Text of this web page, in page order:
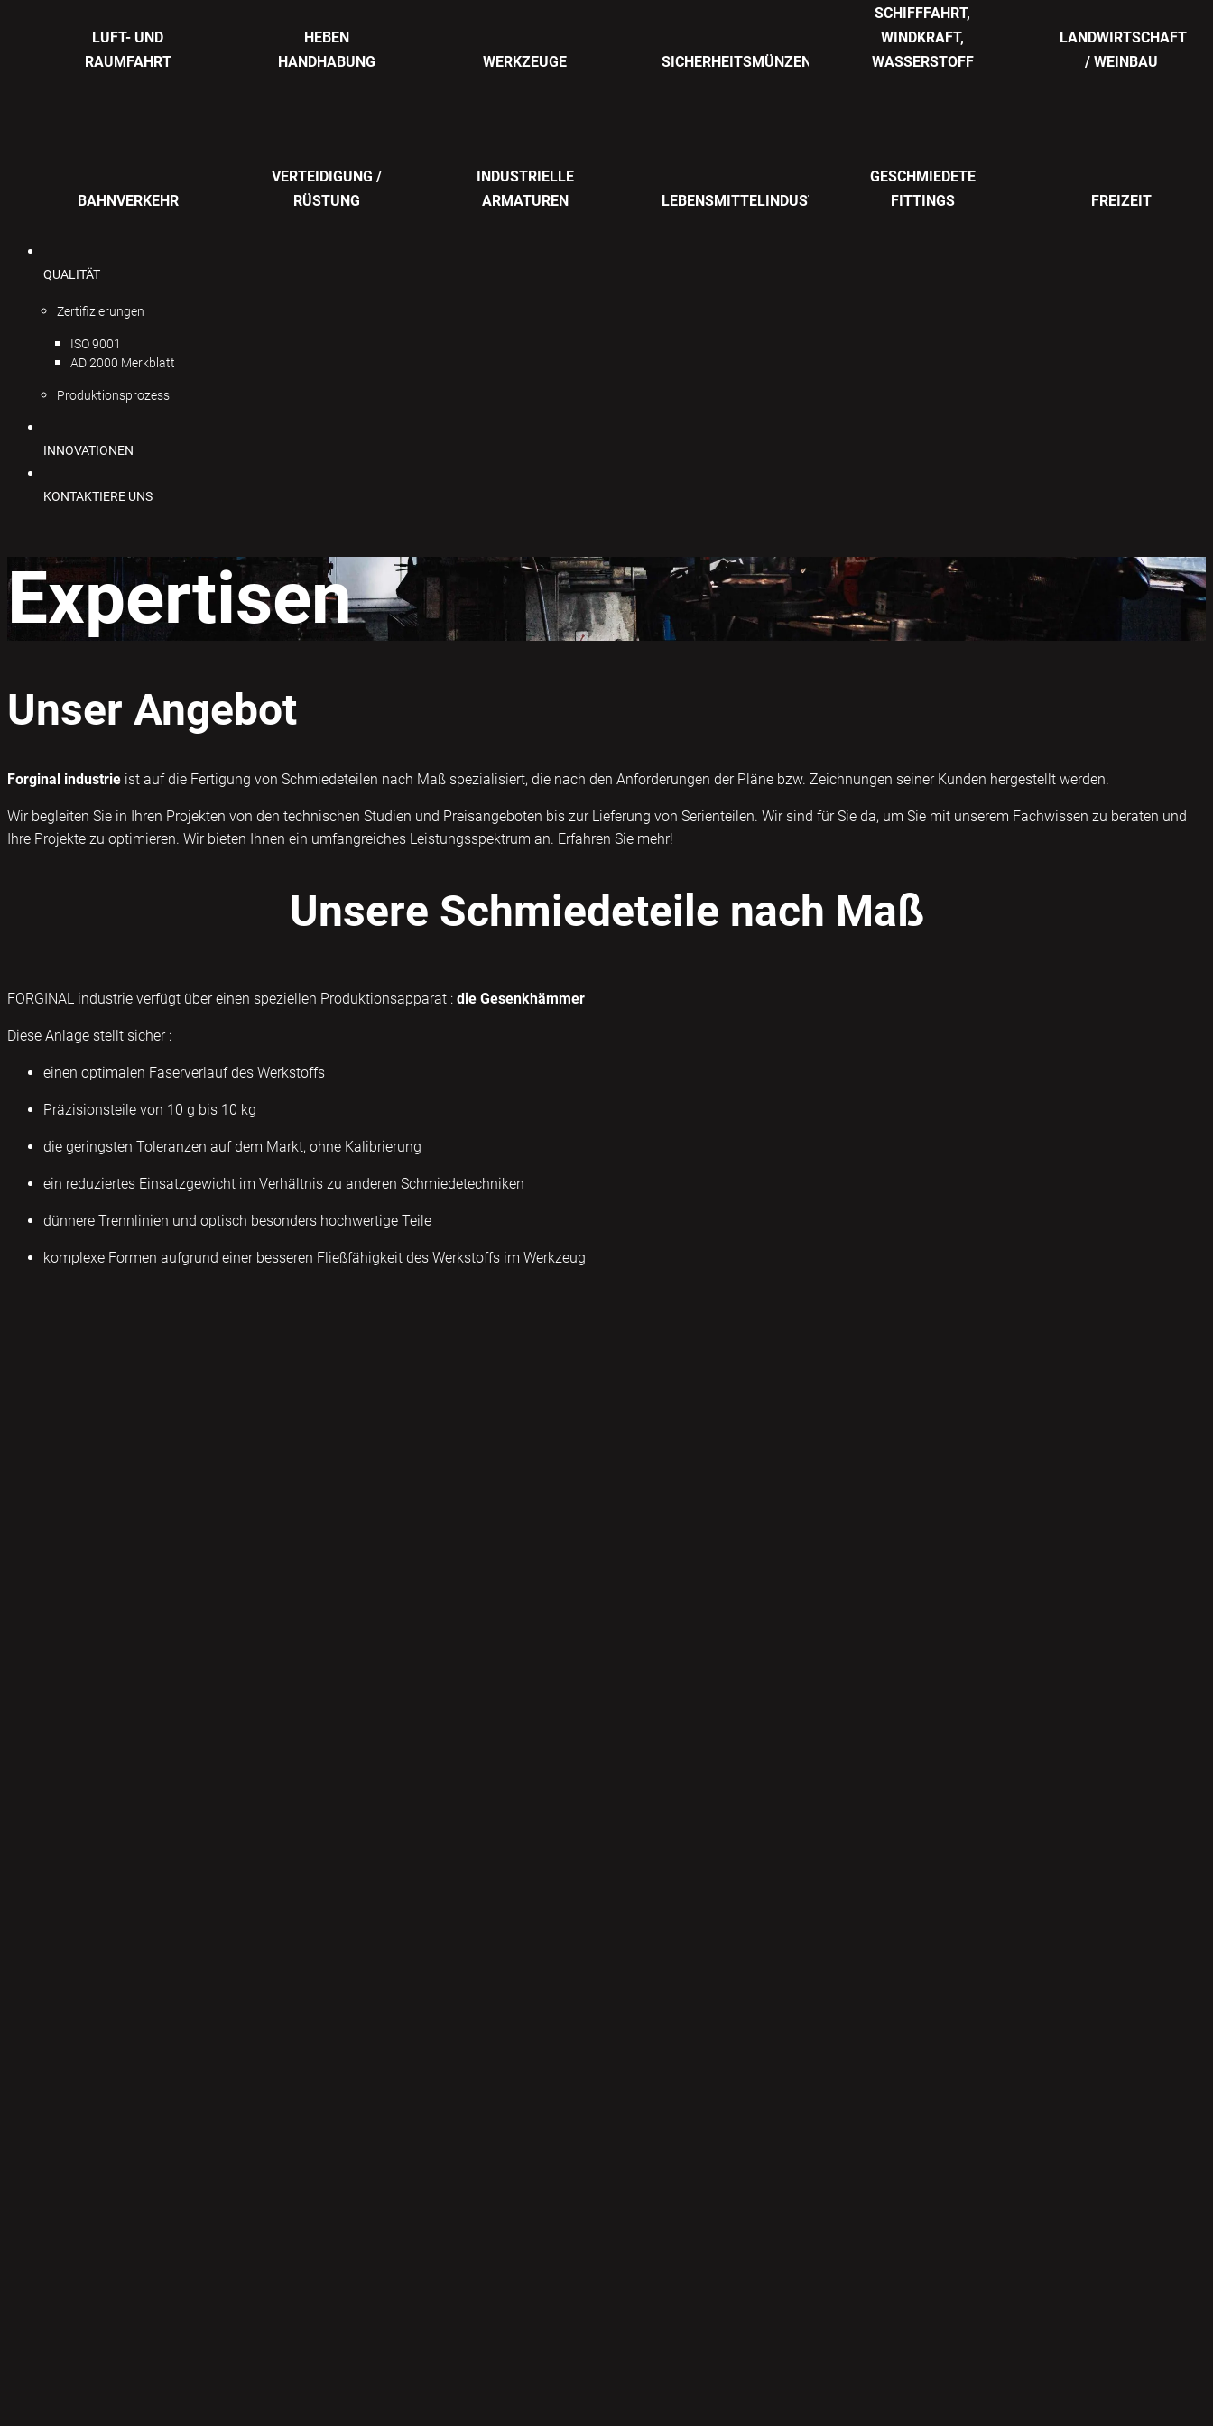
LUFT- UND
RAUMFAHRT
HEBEN
HANDHABUNG
WERKZEUGE SICHERHEITSMÜNZEN
SCHIFFFAHRT,
WINDKRAFT,
WASSERSTOFF
LANDWIRTSCHAFT
/ WEINBAU
BAHNVERKEHR
VERTEIDIGUNG /
RÜSTUNG
INDUSTRIELLE
ARMATUREN
LEBENSMITTELINDUSTRIE
GESCHMIEDETE
FITTINGS
FREIZEIT
QUALITÄT
Zertifizierungen
ISO 9001
AD 2000 Merkblatt
Produktionsprozess
INNOVATIONEN
KONTAKTIERE UNS
Expertisen
Unser Angebot
Forginal industrie ist auf die Fertigung von Schmiedeteilen nach Maß spezialisiert, die nach den Anforderungen der Pläne bzw. Zeichnungen seiner Kunden hergestellt werden.
Wir begleiten Sie in Ihren Projekten von den technischen Studien und Preisangeboten bis zur Lieferung von Serienteilen. Wir sind für Sie da, um Sie mit unserem Fachwissen zu beraten und
Ihre Projekte zu optimieren. Wir bieten Ihnen ein umfangreiches Leistungsspektrum an. Erfahren Sie mehr!
Unsere Schmiedeteile nach Maß
FORGINAL industrie verfügt über einen speziellen Produktionsapparat : die Gesenkhämmer
Diese Anlage stellt sicher :
einen optimalen Faserverlauf des Werkstoffs
Präzisionsteile von 10 g bis 10 kg
die geringsten Toleranzen auf dem Markt, ohne Kalibrierung
ein reduziertes Einsatzgewicht im Verhältnis zu anderen Schmiedetechniken
dünnere Trennlinien und optisch besonders hochwertige Teile
komplexe Formen aufgrund einer besseren Fließfähigkeit des Werkstoffs im Werkzeug